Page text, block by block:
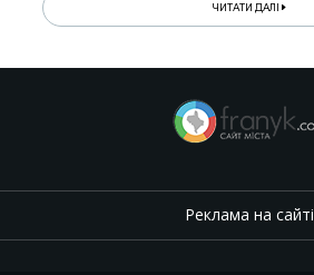
ЧИТАТИ ДАЛІ
Реклама на сайті